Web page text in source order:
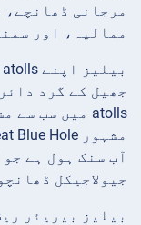
مرجانی
ممالیہ، اور
جھیل کے گرد
آب سنک ہول ہے
جیولاجیکل